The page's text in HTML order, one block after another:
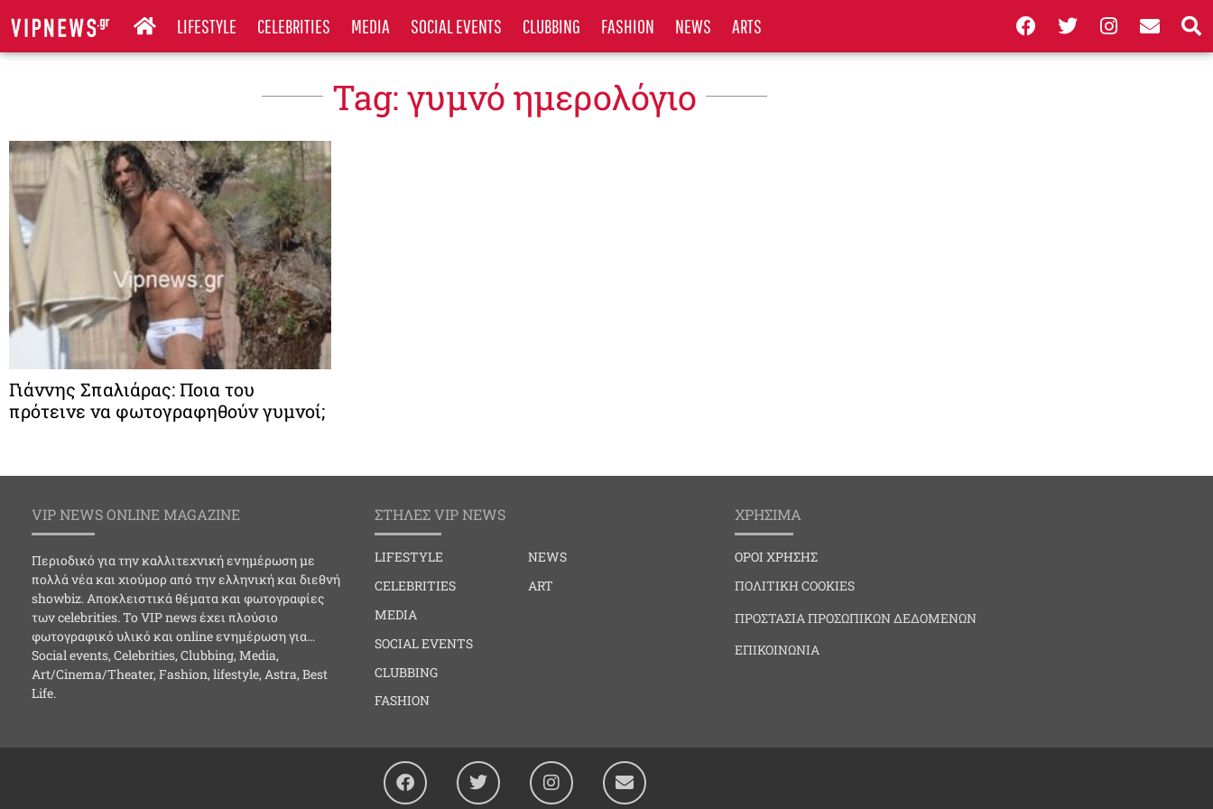
LIFESTYLE CELEBRITIES MEDIA SOCIAL EVENTS CLUBBING FASHION NEWS ARTS
Tag: γυμνό ημερολόγιο
Γιάννης Σπαλιάρας: Ποια του
πρότεινε να φωτογραφηθούν γυμνοί;
VIP NEWS ONLINE MAGAZINE
Περιοδικό για την καλλιτεχνική ενημέρωση με
πολλά νέα και χιούμορ από την ελληνική και διεθνή
showbiz. Αποκλειστικά θέματα και φωτογραφίες
των celebrities. Το VIP news έχει πλούσιο
φωτογραφικό υλικό και online ενημέρωση για…
Social events, Celebrities, Clubbing, Media,
Art/Cinema/Theater, Fashion, lifestyle, Astra, Best
Life.
ΣΤΗΛΕΣ VIP NEWS
LIFESTYLE
CELEBRITIES
MEDIA
SOCIAL EVENTS
CLUBBING
FASHION
NEWS
ART
ΧΡΗΣΙΜΑ
ΟΡΟΙ ΧΡΗΣΗΣ
ΠΟΛΙΤΙΚΗ COOKIES
ΠΡΟΣΤΑΣΙΑ ΠΡΟΣΩΠΙΚΩΝ ΔΕΔΟΜΕΝΩΝ
ΕΠΙΚΟΙΝΩΝΙΑ